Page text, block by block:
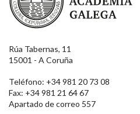
Rúa Tabernas, 11
15001 - A Coruña
Teléfono: +34 981 20 73 08
Fax: +34 981 21 64 67
Apartado de correo 557